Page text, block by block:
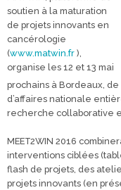
soutien à la maturation
de projets innovants en
cancérologie
(www.matwin.fr ),
organise les 12 et 13 mai
prochains à Bordeaux, de
d’affaires nationale
recherche collaborative
MEET2WIN 2016
interventions ciblées
flash de projets, des
projets innovants (en